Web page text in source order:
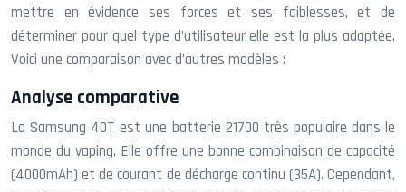
mettre en évidence ses forces et ses faiblesses, et de
déterminer pour quel type d’utilisateur elle est la plus adaptée.
Voici une comparaison avec d’autres modèles :
Analyse comparative
La Samsung 40T est une batterie 21700 très populaire dans le
monde du vaping. Elle offre une bonne combinaison de capacité
(4000mAh) et de courant de décharge continu (35A). Cependant,